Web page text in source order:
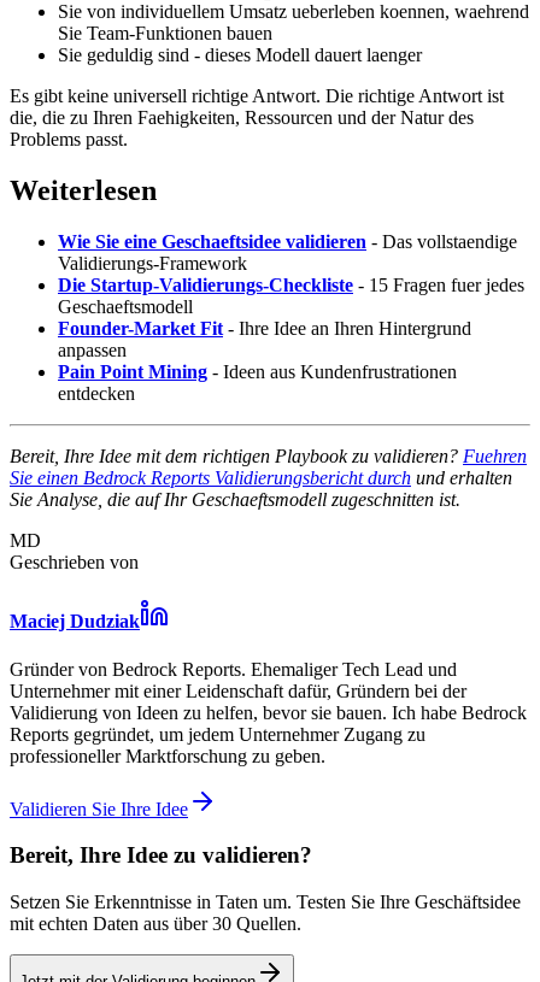
Sie von individuellem Umsatz ueberleben koennen, waehrend
Sie Team-Funktionen bauen
Sie geduldig sind - dieses Modell dauert laenger
Es gibt keine universell richtige Antwort. Die richtige Antwort ist
die, die zu Ihren Faehigkeiten, Ressourcen und der Natur des
Problems passt.
Weiterlesen
Wie Sie eine Geschaeftsidee validieren - Das vollstaendige
Validierungs-Framework
Die Startup-Validierungs-Checkliste - 15 Fragen fuer jedes
Geschaeftsmodell
Founder-Market Fit - Ihre Idee an Ihren Hintergrund
anpassen
Pain Point Mining - Ideen aus Kundenfrustrationen
entdecken
Bereit, Ihre Idee mit dem richtigen Playbook zu validieren? Fuehren
Sie einen Bedrock Reports Validierungsbericht durch und erhalten
Sie Analyse, die auf Ihr Geschaeftsmodell zugeschnitten ist.
MD
Geschrieben von
Maciej Dudziak
Gründer von Bedrock Reports. Ehemaliger Tech Lead und
Unternehmer mit einer Leidenschaft dafür, Gründern bei der
Validierung von Ideen zu helfen, bevor sie bauen. Ich habe Bedrock
Reports gegründet, um jedem Unternehmer Zugang zu
professioneller Marktforschung zu geben.
Validieren Sie Ihre Idee
Bereit, Ihre Idee zu validieren?
Setzen Sie Erkenntnisse in Taten um. Testen Sie Ihre Geschäftsidee
mit echten Daten aus über 30 Quellen.